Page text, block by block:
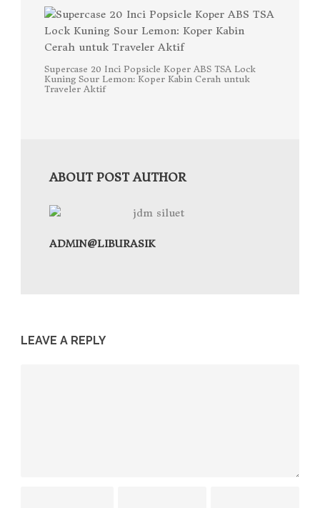
Supercase 20 Inci Popsicle Koper ABS TSA Lock
Kuning Sour Lemon: Koper Kabin Cerah untuk
Traveler Aktif
ABOUT POST AUTHOR
ADMIN@LIBURASIK
LEAVE A REPLY